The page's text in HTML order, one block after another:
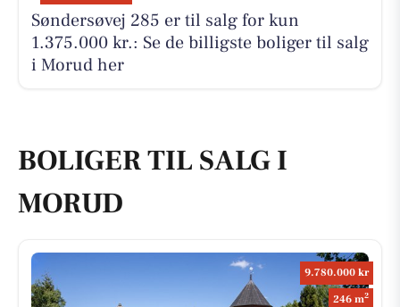
Søndersøvej 285 er til salg for kun
1.375.000 kr.: Se de billigste boliger til salg
i Morud her
BOLIGER TIL SALG I
MORUD
9.780.000 kr
246 m2